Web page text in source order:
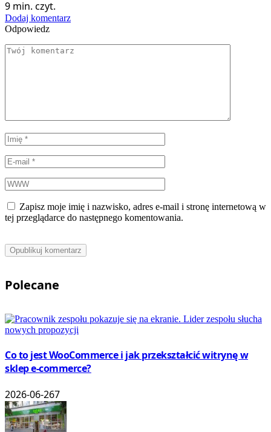
9 min. czyt.
Dodaj komentarz
Odpowiedz
Zapisz moje imię i nazwisko, adres e-mail i stronę internetową w
tej przeglądarce do następnego komentowania.
Polecane
Co to jest WooCommerce i jak przekształcić witrynę w
sklep e-commerce?
2026-06-267